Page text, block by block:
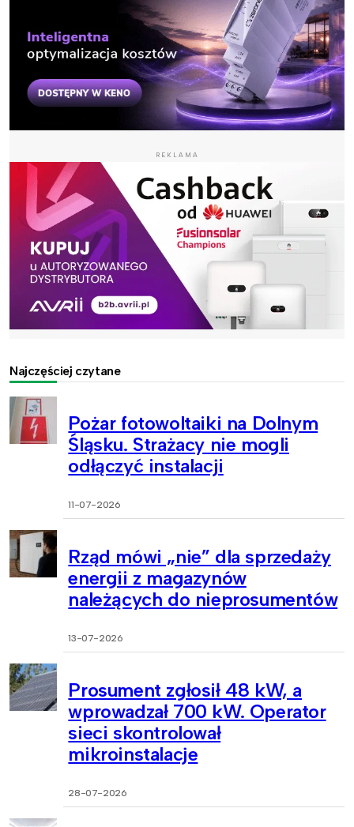
REKLAMA
Najczęściej czytane
Pożar fotowoltaiki na Dolnym
Śląsku. Strażacy nie mogli
odłączyć instalacji
11-07-2026
Rząd mówi „nie” dla sprzedaży
energii z magazynów
należących do nieprosumentów
13-07-2026
Prosument zgłosił 48 kW, a
wprowadzał 700 kW. Operator
sieci skontrolował
mikroinstalacje
28-07-2026